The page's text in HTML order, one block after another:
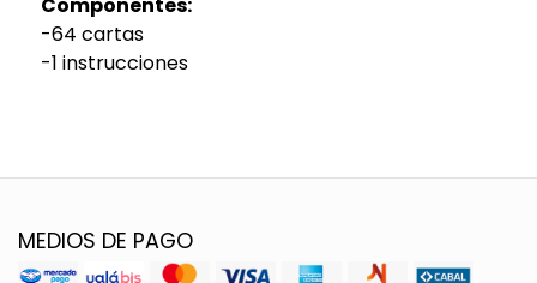
-64 cartas
-1 instrucciones
MEDIOS DE PAGO